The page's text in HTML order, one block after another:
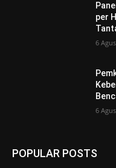
per
6
6
POPULAR POSTS